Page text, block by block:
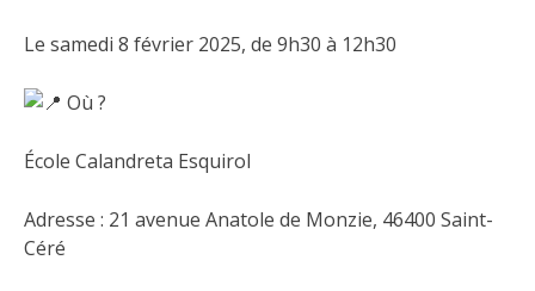
Le samedi 8 février 2025, de 9h30 à 12h30
Où ?
École Calandreta Esquirol
Adresse : 21 avenue Anatole de Monzie, 46400 Saint-
Céré